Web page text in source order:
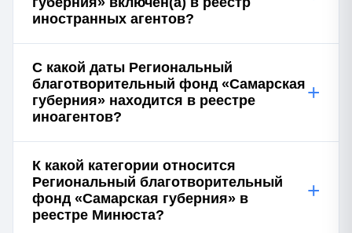
иностранных агентов?
С какой даты Региональный
благотворительный фонд «Самарская
губерния» находится в реестре
иноагентов?
+
К какой категории относится
Региональный благотворительный
фонд «Самарская губерния» в
реестре Минюста?
+